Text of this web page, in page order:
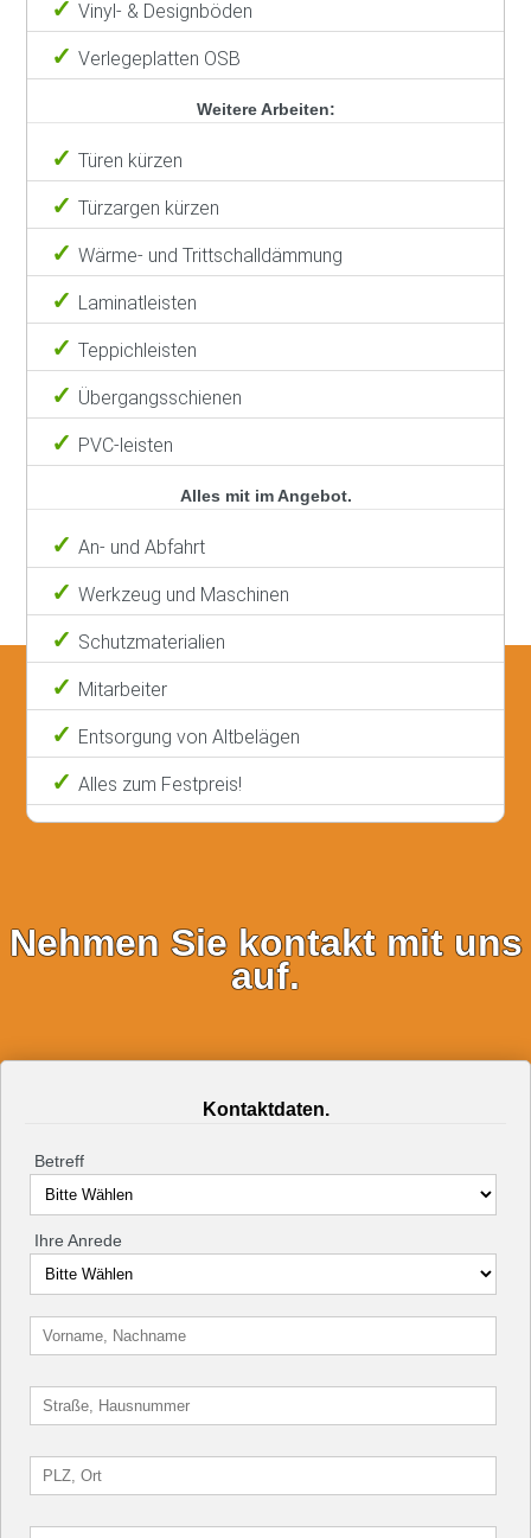
Vinyl- & Designböden
Verlegeplatten OSB
Weitere Arbeiten:
Türen kürzen
Türzargen kürzen
Wärme- und Trittschalldämmung
Laminatleisten
Teppichleisten
Übergangsschienen
PVC-leisten
Alles mit im Angebot.
An- und Abfahrt
Werkzeug und Maschinen
Schutzmaterialien
Mitarbeiter
Entsorgung von Altbelägen
Alles zum Festpreis!
Nehmen Sie kontakt mit uns
auf.
Kontaktdaten.
Betreff
Ihre Anrede